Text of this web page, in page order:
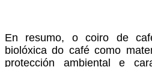
En resumo, o coiro de
biolóxica do café como
protección ambiental e